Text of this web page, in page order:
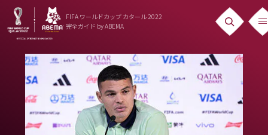
FIFA ワールドカップ カタール 2022
完全ガイド by ABEMA
ニュース
News
出場国